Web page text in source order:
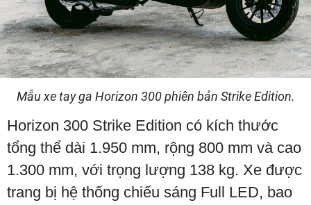
Mẫu xe tay ga Horizon 300 phiên bản Strike Edition.
Horizon 300 Strike Edition có kích thước
tổng thể dài 1.950 mm, rộng 800 mm và cao
1.300 mm, với trọng lượng 138 kg. Xe được
trang bị hệ thống chiếu sáng Full LED, bao